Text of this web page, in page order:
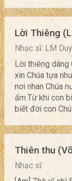
Lời Thiêng
Nhạc sĩ: LM
Lời thiêng dâng
xin Chúa tựa
nơi nhan Chúa
ấm.Từ khi con
biết đời con
Thiên thu
Nhạc sĩ: